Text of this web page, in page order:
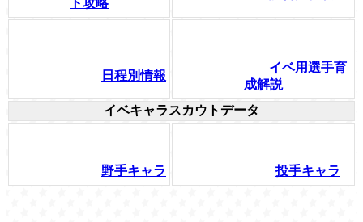
ト攻略
日程別情報
イベ用選手育
成解説
イベキャラスカウトデータ
野手キャラ 投手キャラ